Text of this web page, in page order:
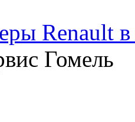
Renault в
Гомель